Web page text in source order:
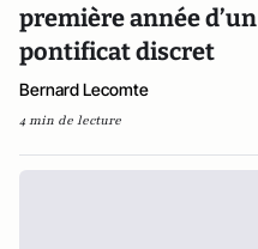
première année d’un
pontificat discret
Bernard Lecomte
4 min de lecture